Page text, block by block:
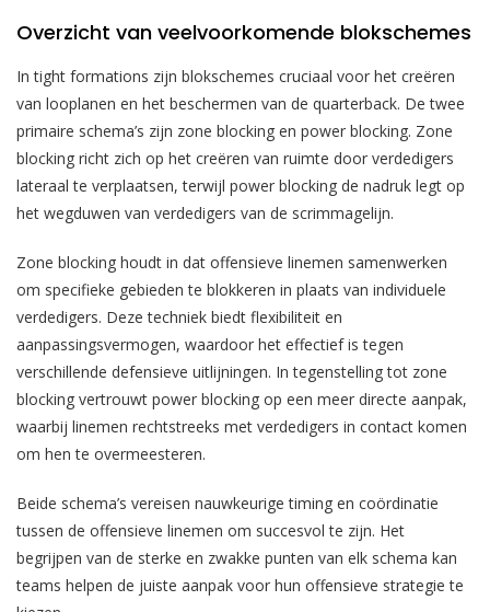
Overzicht van veelvoorkomende blokschemes
In tight formations zijn blokschemes cruciaal voor het creëren
van looplanen en het beschermen van de quarterback. De twee
primaire schema’s zijn zone blocking en power blocking. Zone
blocking richt zich op het creëren van ruimte door verdedigers
lateraal te verplaatsen, terwijl power blocking de nadruk legt op
het wegduwen van verdedigers van de scrimmagelijn.
Zone blocking houdt in dat offensieve linemen samenwerken
om specifieke gebieden te blokkeren in plaats van individuele
verdedigers. Deze techniek biedt flexibiliteit en
aanpassingsvermogen, waardoor het effectief is tegen
verschillende defensieve uitlijningen. In tegenstelling tot zone
blocking vertrouwt power blocking op een meer directe aanpak,
waarbij linemen rechtstreeks met verdedigers in contact komen
om hen te overmeesteren.
Beide schema’s vereisen nauwkeurige timing en coördinatie
tussen de offensieve linemen om succesvol te zijn. Het
begrijpen van de sterke en zwakke punten van elk schema kan
teams helpen de juiste aanpak voor hun offensieve strategie te